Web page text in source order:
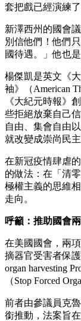
套把戲已經演練了
新澤西州的國會
別信他們！他們
國待遇。」他也
楊傑凱是英文《
袖》（American
《大紀元時報》
些拒絕放棄自己
自由、集會自由
就改變成崇尚民
在新冠疫情肆虐
的做法：在「清
極權主義的思維
走向。
呼籲：推助國會
在美國國會，兩
摘器官受害者保護
organ harvesting
（Stop Forced
前者由參議員克
銜推動，法案旨